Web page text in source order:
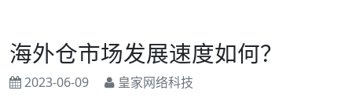
海外仓市场发展速度如何？
2023-06-09 皇家网络科技